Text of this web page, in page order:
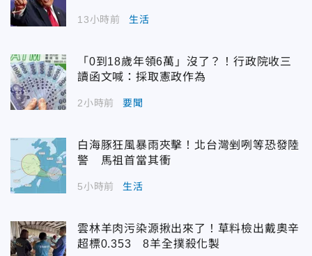
13小時前 生活
「0到18歲年領6萬」沒了？！行政院收三
讀函文喊：採取憲政作為
2小時前 要聞
白海豚狂風暴雨夾擊！北台灣剉咧等恐發陸
警 馬祖首當其衝
5小時前 生活
雲林羊肉污染源揪出來了！草料檢出戴奧辛
超標0.353 8羊全撲殺化製